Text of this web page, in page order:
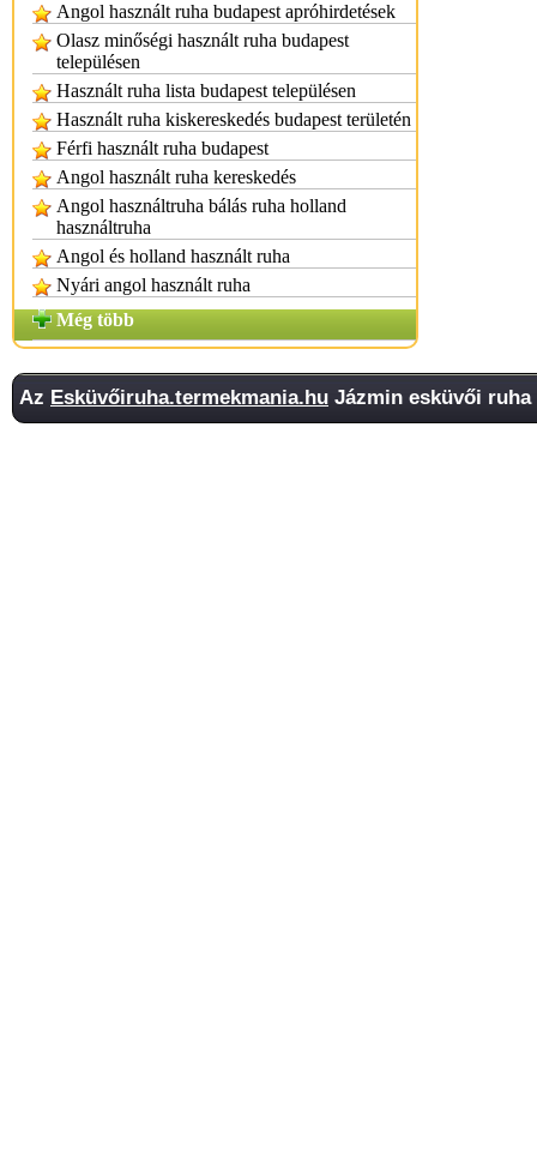
Angol használt ruha budapest apróhirdetések
Olasz minőségi használt ruha budapest
településen
Használt ruha lista budapest településen
Használt ruha kiskereskedés budapest területén
Férfi használt ruha budapest
Angol használt ruha kereskedés
Angol használtruha bálás ruha holland
használtruha
Angol és holland használt ruha
Nyári angol használt ruha
Még több
Az Esküvőiruha.termekmania.hu Jázmin esküvői